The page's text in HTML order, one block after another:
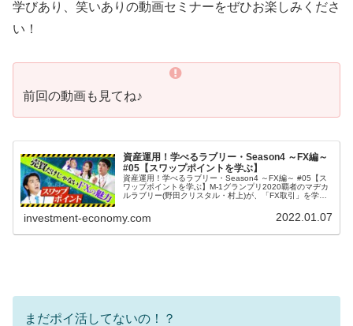
学びあり、笑いありの動画セミナーをぜひお楽しみくださ
い！
前回の動画も見てね♪
資産運用！学べるラブリー・Season4 ～FX編～
#05【スワップポイントを学ぶ】
資産運用！学べるラブリー・Season4 ～FX編～ #05【ス
ワップポイントを学ぶ】M-1グランプリ2020覇者のマヂカ
ルラブリー(野田クリスタル・村上)が、「FX取引」を学び
investment-economy.com 2022.01.07
まだポイ活してないの！？